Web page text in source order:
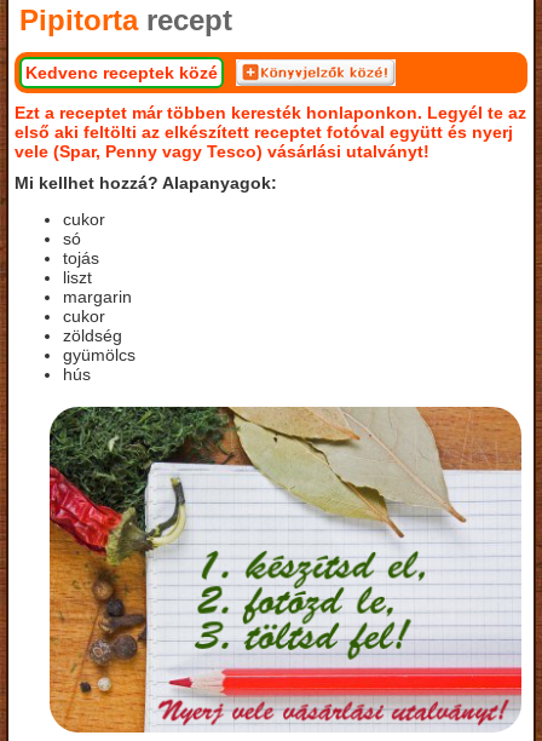
Pipitortarecept
Kedvenc receptek közé
Ezt a receptet már többen keresték honlaponkon. Legyél te az
első aki feltölti az elkészített receptet fotóval együtt és nyerj
vele (Spar, Penny vagy Tesco) vásárlási utalványt!
Mi kellhet hozzá? Alapanyagok:
cukor
só
tojás
liszt
margarin
cukor
zöldség
gyümölcs
hús